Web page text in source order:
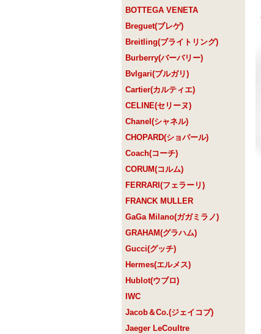
BOTTEGA VENETA
Breguet(ブレゲ)
Breitling(ブライトリング)
Burberry(バーバリー)
Bvlgari(ブルガリ)
Cartier(カルティエ)
CELINE(セリーヌ)
Chanel(シャネル)
CHOPARD(ショパール)
Coach(コーチ)
CORUM(コルム)
FERRARI(フェラーリ)
FRANCK MULLER
GaGa Milano(ガガミラノ)
GRAHAM(グラハム)
Gucci(グッチ)
Hermes(エルメス)
Hublot(ウブロ)
IWC
Jacob＆Co.(ジェイコブ)
Jaeger LeCoultre